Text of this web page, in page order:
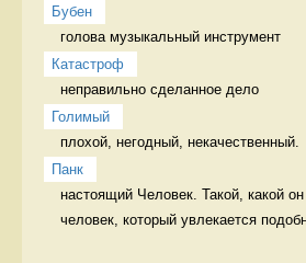
Бубен
голова музыкальный инструмент
Катастроф
неправильно сделанное дело
Голимый
плохой, негодный, некачественный.
Панк
настоящий Человек. Такой, какой
человек, который увлекается